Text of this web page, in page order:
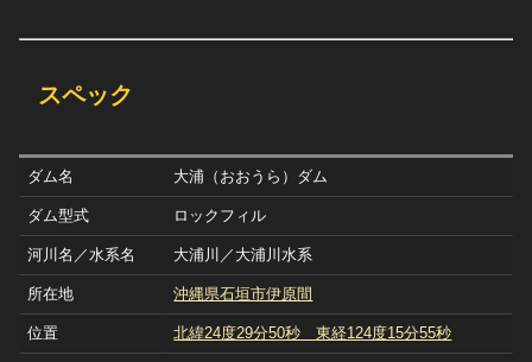
スペック
ダム名 大浦（おおうら）ダム
ダム型式 ロックフィル
河川名／水系名 大浦川／大浦川水系
所在地 沖縄県石垣市伊原間
位置 北緯24度29分50秒 東経124度15分55秒